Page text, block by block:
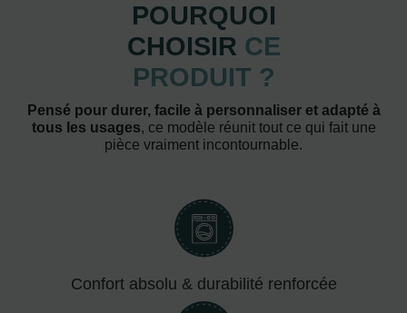
POURQUOI
CHOISIR CE
PRODUIT ?
Pensé pour durer, facile à personnaliser et adapté à
tous les usages, ce modèle réunit tout ce qui fait une
pièce vraiment incontournable.
Confort absolu & durabilité renforcée